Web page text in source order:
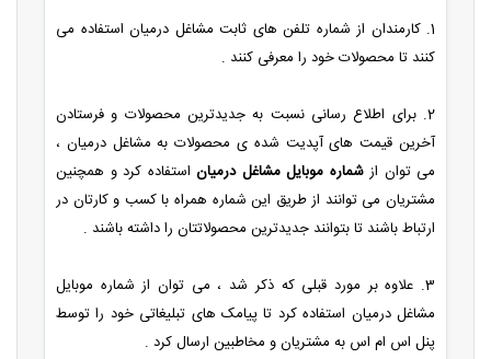
1. کارمندان از شماره تلفن های ثابت مشاغل درمیان استفاده می
کنند تا محصولات خود را معرفی کنند .
2. برای اطلاع رسانی نسبت به جدیدترین محصولات و فرستادن
آخرین قیمت های آپدیت شده ی محصولات به مشاغل درمیان ،
می توان ازشماره موبایل مشاغل درمیان استفاده کرد و همچنین
مشتریان می توانند از طریق این شماره همراه با کسب و کارتان در
ارتباط باشند تا بتوانند جدیدترین محصولاتتان را داشته باشند .
3. علاوه بر مورد قبلی که ذکر شد ، می توان از شماره موبایل
مشاغل درمیان استفاده کرد تا پیامک های تبلیغاتی خود را توسط
پنل اس ام اس به مشتریان و مخاطبین ارسال کرد .